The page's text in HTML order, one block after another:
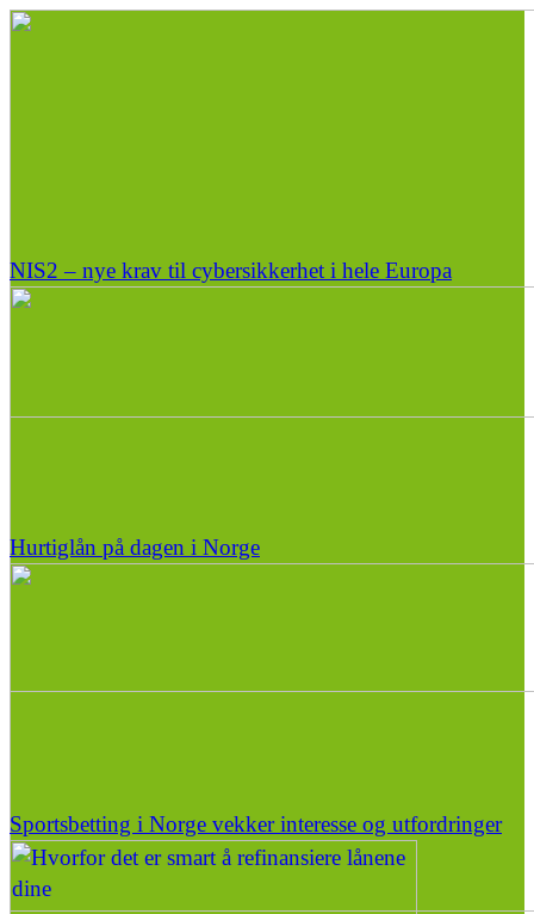
NIS2 – nye krav til cybersikkerhet i hele Europa
Hurtiglån på dagen i Norge
Sportsbetting i Norge vekker interesse og utfordringer